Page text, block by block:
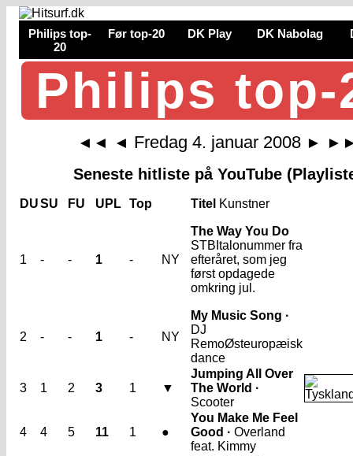
Philips top-
20
Før top-20 DK Play DK Nabolag
Philips top-
◄◄ ◄ Fredag 4. januar 2008 ►
Seneste hitliste på YouTube
DUSU FU UPL Top Titel Kunstner
1 - - 1 - NY
The Way You Do
STB Italonummer fra
efteråret, som jeg
først opdagede
omkring jul.
2 - - 1 - NY
My Music Song ·
DJ
RemoØsteuropæisk
dance
3 1 2 3 1 ▼
Jumping All Over
The World ·
Scooter
4 4 5 11 1 ●
You Make Me Feel
Good · Overland
feat. Kimmy